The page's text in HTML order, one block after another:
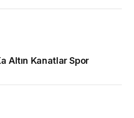
Altın Kanatlar Spor